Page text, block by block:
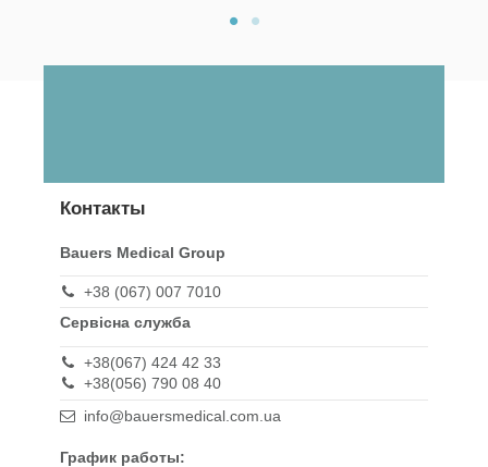
Контакты
Bauers Medical Group
+38 (067) 007 7010
Сервісна служба
+38(067) 424 42 33
+38(056) 790 08 40
info@bauersmedical.com.ua
График работы: